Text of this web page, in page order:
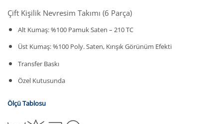
Çift Kişilik Nevresim Takımı (6 Parça)
Alt Kumaş: %100 Pamuk Saten – 210 TC
Üst Kumaş: %100 Poly. Saten, Kırışık Görünüm Efekti
Transfer Baskı
Özel Kutusunda
Ölçü Tablosu